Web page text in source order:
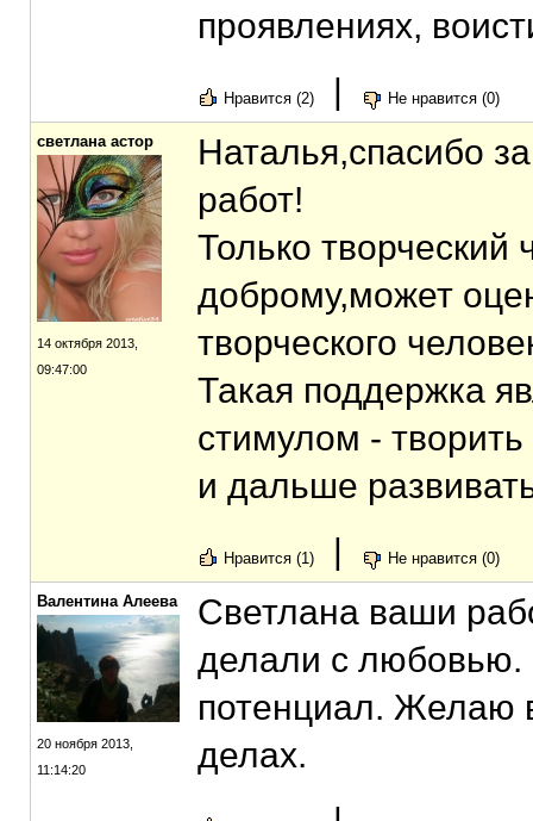
проявлениях,
Нравится (2) | Не нравится (0)
светлана астор
14 октября 2013,
09:47:00
Наталья,спасибо
работ!
Только творческий
доброму,может
творческого
Такая поддержка
стимулом - творить
и дальше
Нравится (1) | Не нравится (0)
Валентина Алеева
20 ноября 2013,
11:14:20
Светлана ваши
делали с любовью.
потенциал. Желаю
делах.